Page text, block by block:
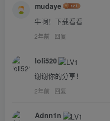
mudaye
牛啊！下载看看
2年前 回复
loli520
谢谢你的分享！
2年前 回复
Adnn1n